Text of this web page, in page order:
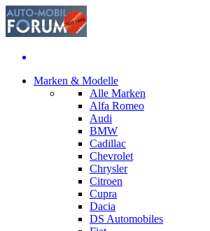
Marken & Modelle
Alle Marken
Alfa Romeo
Audi
BMW
Cadillac
Chevrolet
Chrysler
Citroen
Cupra
Dacia
DS Automobiles